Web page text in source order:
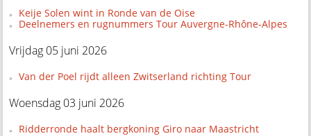
Keije Solen wint in Ronde van de Oise
Deelnemers en rugnummers Tour Auvergne-Rhône-Alpes
Vrijdag 05 juni 2026
Van der Poel rijdt alleen Zwitserland richting Tour
Woensdag 03 juni 2026
Ridderronde haalt bergkoning Giro naar Maastricht